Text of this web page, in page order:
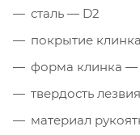
сталь — D2
покрытие
форма клинка —
твердость
материал